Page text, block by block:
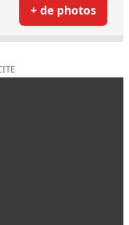
+ de photos